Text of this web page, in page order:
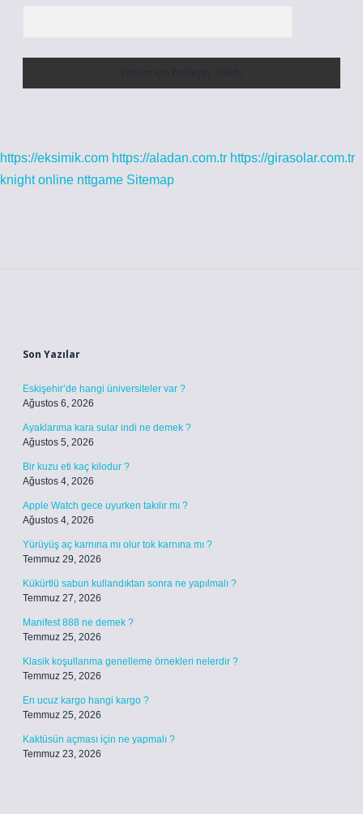
https://eksimik.com https://aladan.com.tr https://girasolar.com.tr
knight online nttgame Sitemap
Son Yazılar
Eskişehir’de hangi üniversiteler var ?
Ağustos 6, 2026
Ayaklarıma kara sular indi ne demek ?
Ağustos 5, 2026
Bir kuzu eti kaç kilodur ?
Ağustos 4, 2026
Apple Watch gece uyurken takılır mı ?
Ağustos 4, 2026
Yürüyüş aç karnına mı olur tok karnına mı ?
Temmuz 29, 2026
Kükürtlü sabun kullandıktan sonra ne yapılmalı ?
Temmuz 27, 2026
Manifest 888 ne demek ?
Temmuz 25, 2026
Klasik koşullanma genelleme örnekleri nelerdir ?
Temmuz 25, 2026
En ucuz kargo hangi kargo ?
Temmuz 25, 2026
Kaktüsün açması için ne yapmalı ?
Temmuz 23, 2026